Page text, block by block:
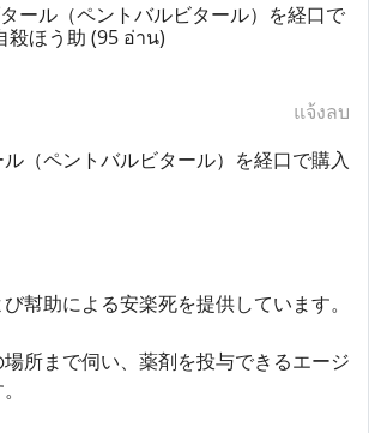
ール（ペントバルビタール）を経口で
殺ほう助 (95 อ่าน)
แจ้งลบ
（ペントバルビタール）を経口で購入
幇助による安楽死を提供しています。
所まで伺い、薬剤を投与できるエージ